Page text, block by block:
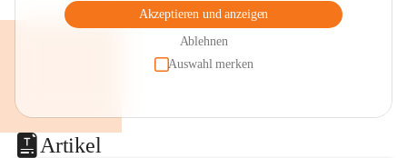
Akzeptieren und anzeigen
Ablehnen
Auswahl merken
Artikel